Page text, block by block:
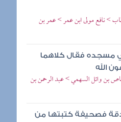
> نافع مولى ابن عمر > عمر بن
مسجده فقال كلاهما
الله
بن وائل السهمي > عبد الرحمن بن
فصحيفة كتبتها من